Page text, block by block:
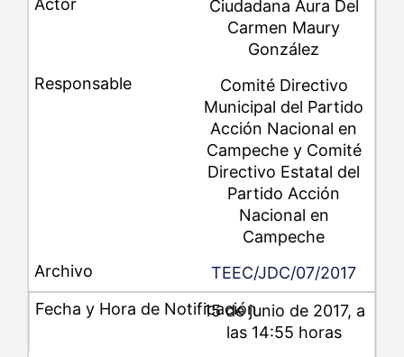
Ciudadana Aura Del
Carmen Maury
González
Comité Directivo
Municipal del Partido
Acción Nacional en
Campeche y Comité
Directivo Estatal del
Partido Acción
Nacional en
Campeche
TEEC/JDC/07/2017
15 de junio de 2017, a
las 14:55 horas